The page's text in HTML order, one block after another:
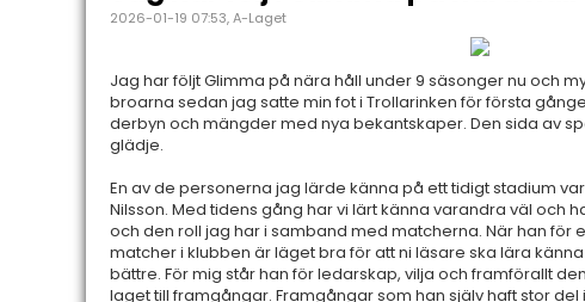
2026-01-19 07:53, A-Laget
Jag har följt Glimma på nära håll under 9 säsonger nu och
broarna sedan jag satte min fot i Trollarinken för första
derbyn och mängder med nya bekantskaper. Den sida av
glädje.
En av de personerna jag lärde känna på ett tidigt stadium
Nilsson. Med tidens gång har vi lärt känna varandra väl och
och den roll jag har i samband med matcherna. När han för
matcher i klubben är läget bra för att ni läsare ska lära
bättre. För mig står han för ledarskap, vilja och framförallt
laget till framgångar. Framgångar som han själv haft stor del